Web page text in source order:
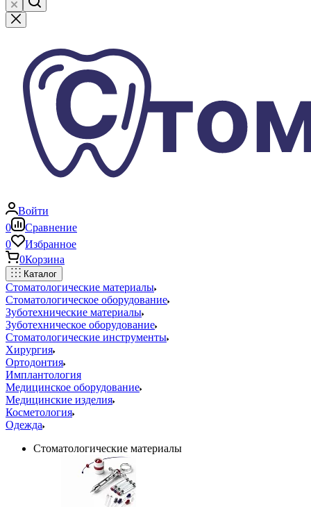
Войти
0
Сравнение
0
Избранное
0Корзина
Каталог
Стоматологические материалы
Стоматологическое оборудование
Зуботехнические материалы
Зуботехническое оборудование
Стоматологические инструменты
Хирургия
Ортодонтия
Имплантология
Медицинское оборудование
Медицинские изделия
Косметология
Одежда
Стоматологические материалы